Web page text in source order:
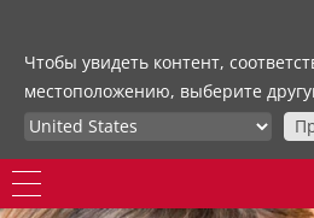
Чтобы увидеть контент,
местоположению, выберите